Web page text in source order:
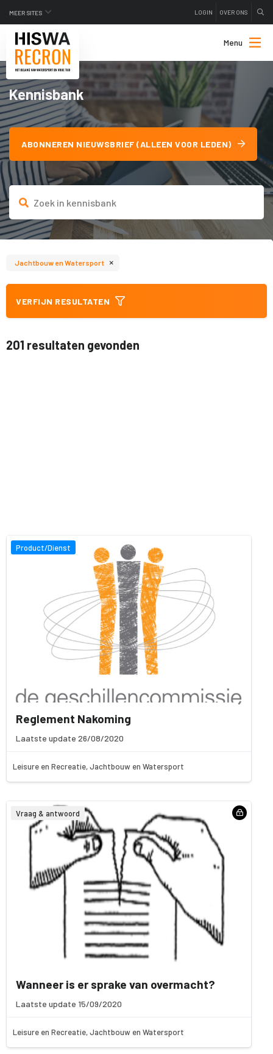
MEER SITES LOGIN OVER ONS
Menu
Kennisbank
ABONNEREN NIEUWSBRIEF (ALLEEN VOOR LEDEN)
Jachtbouw en Watersport ×
VERFIJN RESULTATEN
201 resultaten gevonden
Product/Dienst
Reglement Nakoming
Laatste update 26/08/2020
Leisure en Recreatie, Jachtbouw en Watersport
Vraag & antwoord
Wanneer is er sprake van overmacht?
Laatste update 15/09/2020
Leisure en Recreatie, Jachtbouw en Watersport